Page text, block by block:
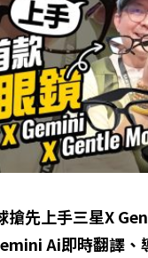
搶先上手三星X
Ai即時翻譯、